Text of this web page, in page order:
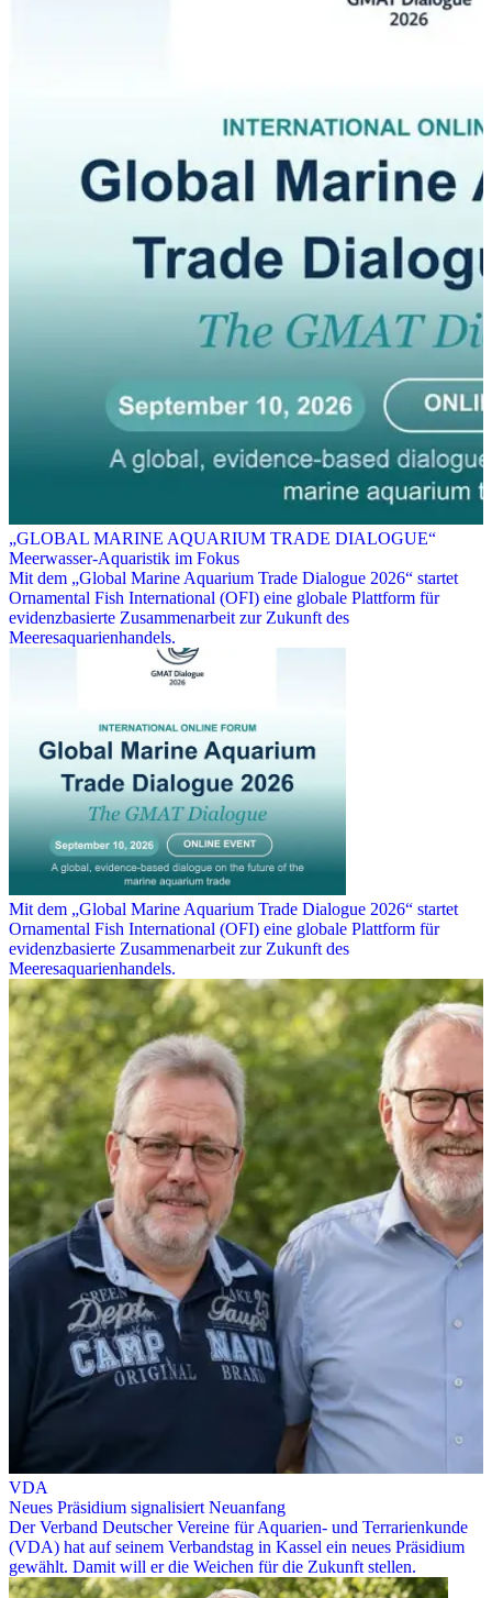
„GLOBAL MARINE AQUARIUM TRADE DIALOGUE“
Meerwasser-Aquaristik im Fokus
Mit dem „Global Marine Aquarium Trade Dialogue 2026“ startet
Ornamental Fish International (OFI) eine globale Plattform für
evidenzbasierte Zusammenarbeit zur Zukunft des
Meeresaquarienhandels.
Mit dem „Global Marine Aquarium Trade Dialogue 2026“ startet
Ornamental Fish International (OFI) eine globale Plattform für
evidenzbasierte Zusammenarbeit zur Zukunft des
Meeresaquarienhandels.
VDA
Neues Präsidium signalisiert Neuanfang
Der Verband Deutscher Vereine für Aquarien- und Terrarienkunde
(VDA) hat auf seinem Verbandstag in Kassel ein neues Präsidium
gewählt. Damit will er die Weichen für die Zukunft stellen.